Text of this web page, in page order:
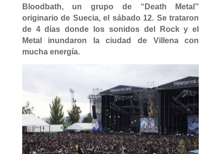
Bloodbath, un grupo de “Death Metal”
originario de Suecia, el sábado 12. Se trataron
de 4 días donde los sonidos del Rock y el
Metal inundaron la ciudad de Villena con
mucha energía.